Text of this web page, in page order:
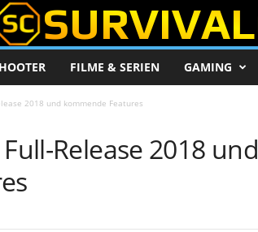
FILME & SERIEN GAMING
2018 und kommende Features
Release 2018 und